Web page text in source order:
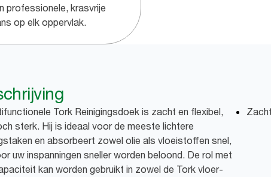
professionele, krasvrije
op elk oppervlak.
Tork Reinigingsdoek is zacht en flexibel,
sterk. Hij is ideaal voor de meeste lichtere
en absorbeert zowel olie als vloeistoffen snel,
uw inspanningen sneller worden beloond. De rol met
kan worden gebruikt in zowel de Tork vloer-